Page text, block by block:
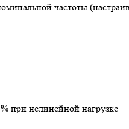
частоты
при нелинейной нагрузке